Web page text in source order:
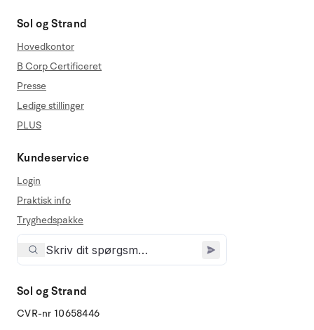
Sol og Strand
Hovedkontor
B Corp Certificeret
Presse
Ledige stillinger
PLUS
Kundeservice
Login
Praktisk info
Tryghedspakke
Sol og Strand
CVR-nr 10658446